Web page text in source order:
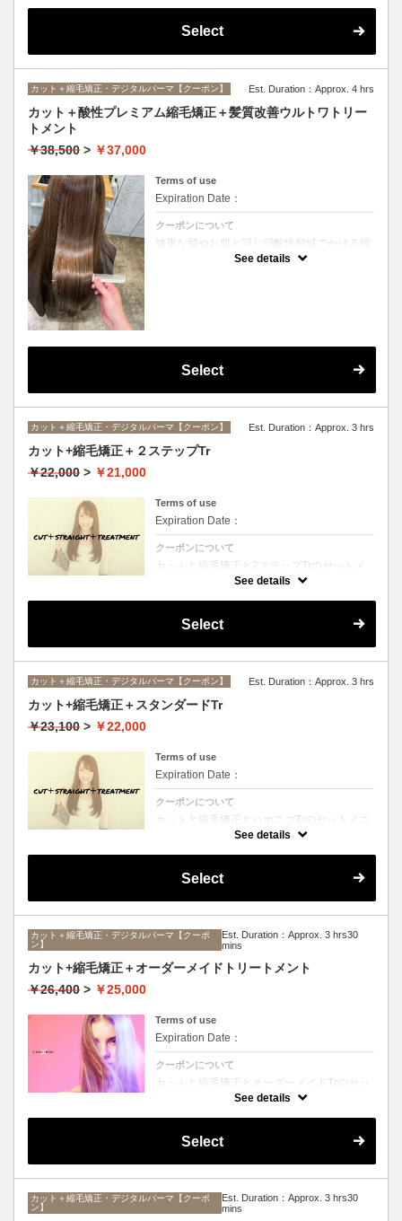
Select
カット＋縮毛矯正・デジタルパーマ【クーポン】 Est. Duration：Approx. 4 hrs
カット＋酸性プレミアム縮毛矯正＋髪質改善ウルトワトリー
トメント
￥38,500 > ￥37,000
Terms of use
Expiration Date：
クーポンについて
健康な髪やお肌と同じ弱酸性領域でかける縮
毛矯正☆髪を瘦せさせることなく、気になる
癖をナチュラルに伸ばせるスペシャルな縮毛
See details
Select
カット＋縮毛矯正・デジタルパーマ【クーポン】 Est. Duration：Approx. 3 hrs
カット+縮毛矯正＋２ステップTr
￥22,000 > ￥21,000
Terms of use
Expiration Date：
クーポンについて
カットと縮毛矯正と2ステップTrのセットメ
ニュー。髪質や状態に合わせて薬剤選定致し
See details
Select
カット＋縮毛矯正・デジタルパーマ【クーポン】 Est. Duration：Approx. 3 hrs
カット+縮毛矯正＋スタンダードTr
￥23,100 > ￥22,000
Terms of use
Expiration Date：
クーポンについて
カットと縮毛矯正とハホニコTrのセットメニ
ュー。髪質や状態に合わせて薬剤選定致しま
See details
Select
カット＋縮毛矯正・デジタルパーマ【クーポ
ン】
Est. Duration：Approx. 3 hrs30
mins
カット+縮毛矯正＋オーダーメイドトリートメント
￥26,400 > ￥25,000
Terms of use
Expiration Date：
クーポンについて
カットと縮毛矯正とオーダーメイドTrのセッ
トメニュー。髪質や状態に合わせて薬剤選定
See details
Select
カット＋縮毛矯正・デジタルパーマ【クーポ
ン】
Est. Duration：Approx. 3 hrs30
mins